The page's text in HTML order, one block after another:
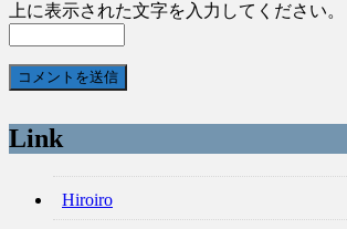
上に表示された文字を入力してください。
Link
Hiroiro